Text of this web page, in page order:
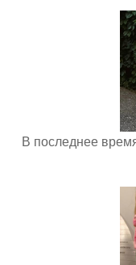
В последнее